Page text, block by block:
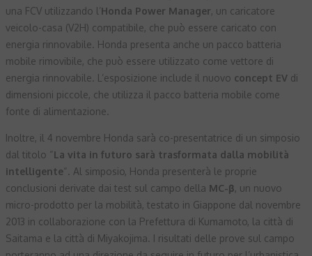
una FCV utilizzando l’Honda Power Manager, un caricatore
veicolo-casa (V2H) compatibile, che può essere caricato con
energia rinnovabile. Honda presenta anche un pacco batteria
mobile rimovibile, che può essere utilizzato come vettore di
energia rinnovabile. L’esposizione include il nuovo concept EV di
dimensioni piccole, che utilizza il pacco batteria mobile come
fonte di alimentazione.
Inoltre, il 4 novembre Honda sarà co-presentatrice di un simposio
dal titolo “La vita in futuro sarà trasformata dalla mobilità
intelligente“. Al simposio, Honda presenterà le proprie
conclusioni derivate dai test sul campo della MC-β, un nuovo
micro-prodotto per la mobilità, testato in Giappone dal novembre
2013 in collaborazione con la Prefettura di Kumamoto, la città di
Saitama e la città di Miyakojima. I risultati delle prove sul campo